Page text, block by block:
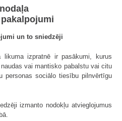
un to sniedzēji
likuma izpratnē ir pasākumi, kurus
vai mantisko pabalstu vai citu
personas sociālo tiesību pilnvērtīgu
izmanto nodokļu atvieglojumus